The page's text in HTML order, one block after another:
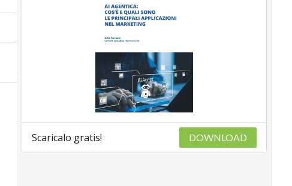
Scaricalo gratis! DOWNLOAD